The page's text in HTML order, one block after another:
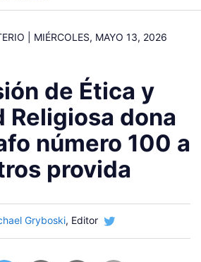
MIÉRCOLES, MAYO 13, 2026
de Ética y
Religiosa dona
número 100 a
provida
Gryboski, Editor